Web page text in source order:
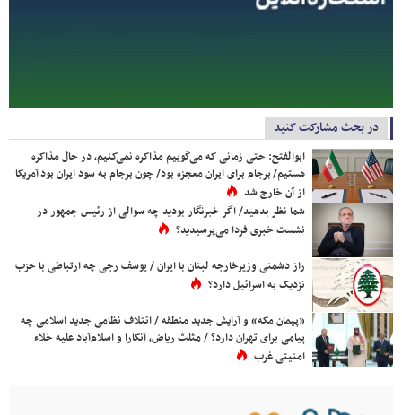
در بحث مشارکت کنید
ابوالفتح: حتی زمانی که می‌گوییم مذاکره نمی‌کنیم، در حال مذاکره
هستیم/ برجام برای ایران معجزه بود/ چون برجام به سود ایران بود آمریکا
از آن خارج شد
شما نظر بدهید/ اگر خبرنگار بودید چه سوالی از رئیس جمهور در
نشست خبری فردا می‌پرسیدید؟
راز دشمنی وزیرخارجه لبنان با ایران / یوسف رجی چه ارتباطی با حزب
نزدیک به اسرائیل دارد؟
«پیمان مکه» و آرایش جدید منطقه / ائتلاف نظامی جدید اسلامی چه
پیامی برای تهران دارد؟ / مثلث ریاض، آنکارا و اسلام‌آباد علیه خلاء
امنیتی غرب